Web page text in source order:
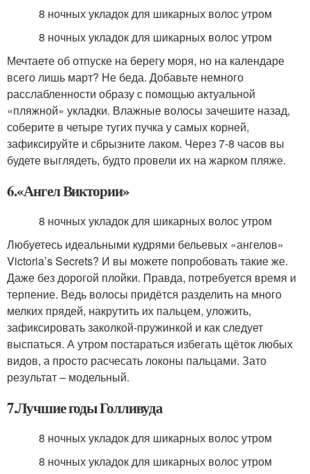
8 ночных укладок для шикарных волос утром
8 ночных укладок для шикарных волос утром
Мечтаете об отпуске на берегу моря, но на календаре
всего лишь март? Не беда. Добавьте немного
расслабленности образу с помощью актуальной
«пляжной» укладки. Влажные волосы зачешите назад,
соберите в четыре тугих пучка у самых корней,
зафиксируйте и сбрызните лаком. Через 7-8 часов вы
будете выглядеть, будто провели их на жарком пляже.
6.«Ангел Виктории»
8 ночных укладок для шикарных волос утром
Любуетесь идеальными кудрями бельевых «ангелов»
Victoria’s Secrets? И вы можете попробовать такие же.
Даже без дорогой плойки. Правда, потребуется время и
терпение. Ведь волосы придётся разделить на много
мелких прядей, накрутить их пальцем, уложить,
зафиксировать заколкой-пружинкой и как следует
выспаться. А утром постараться избегать щёток любых
видов, а просто расчесать локоны пальцами. Зато
результат – модельный.
7.Лучшие годы Голливуда
8 ночных укладок для шикарных волос утром
8 ночных укладок для шикарных волос утром